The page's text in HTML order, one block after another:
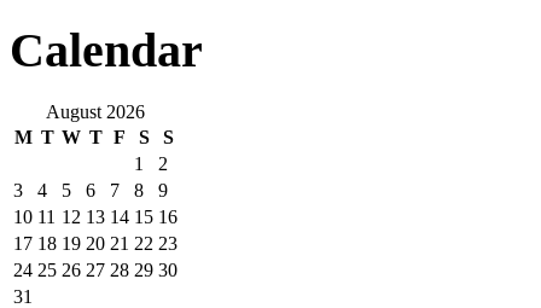
Calendar
August 2026
M T W T F S
S
1
2
3
4 5 6 7 8
9
10 11 12 13 14 15 16
17 18 19 20 21 22 23
24 25 26 27 28 29 30
31